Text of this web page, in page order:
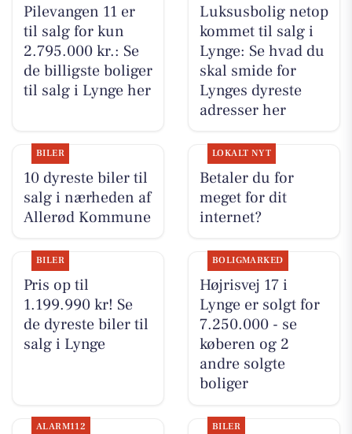
Pilevangen 11 er
til salg for kun
2.795.000 kr.: Se
de billigste boliger
til salg i Lynge her
Luksusbolig netop
kommet til salg i
Lynge: Se hvad du
skal smide for
Lynges dyreste
adresser her
BILER
10 dyreste biler til
salg i nærheden af
Allerød Kommune
LOKALT NYT
Betaler du for
meget for dit
internet?
BILER
Pris op til
1.199.990 kr! Se
de dyreste biler til
salg i Lynge
BOLIGMARKED
Højrisvej 17 i
Lynge er solgt for
7.250.000 - se
køberen og 2
andre solgte
boliger
ALARM112 BILER